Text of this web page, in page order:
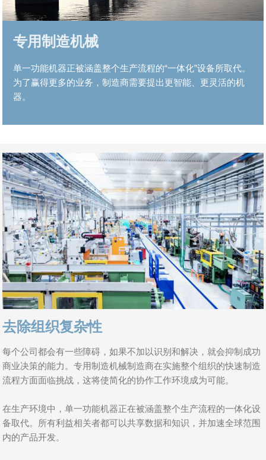
专用制造机械
单一功能机器正被涵盖整个生产流程的“一体化”设备所取代。
为了赢得更多的业务，制造商需要提出更智能、更灵活的机
器。
去除组织复杂性
每个公司都会有一些障碍，如果不加以识别和解决，就会抑制成功
商业决策的能力。专用制造机械制造商在实施整个组织的快速制造
流程方面面临挑战，这将使简化的协作工作环境成为可能。
在生产环境中，单一功能机器正在被涵盖整个生产流程的一体化设
备取代。所有利益相关者都可以共享数据和知识，并加速全球范围
内的产品开发。